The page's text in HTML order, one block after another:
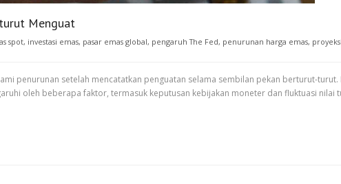
Menguat
spot, investasi emas, pasar emas global, pengaruh The Fed, penurunan harga emas,
penurunan setelah mencatatkan penguatan selama sembilan pekan berturut-
oleh beberapa faktor, termasuk keputusan kebijakan moneter dan fluktuasi nilai